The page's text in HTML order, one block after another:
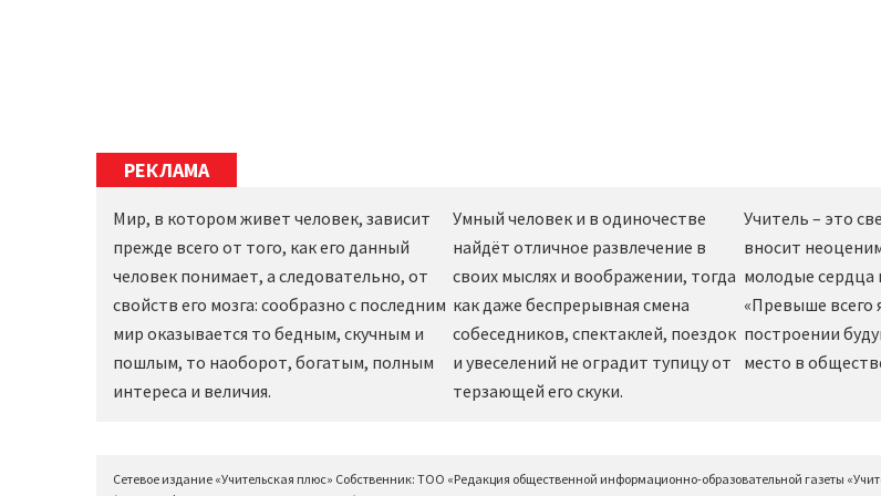
РЕКЛАМА
Мир, в котором живет человек, зависит
прежде всего от того, как его данный
человек понимает, а следовательно, от
свойств его мозга: сообразно с последним
мир оказывается то бедным, скучным и
пошлым, то наоборот, богатым, полным
интереса и величия.
Умный человек и в одиночестве
найдёт отличное развлечение в
своих мыслях и воображении, тогда
как даже беспрерывная смена
собеседников, спектаклей, поездок
и увеселений не оградит тупицу от
терзающей его скуки.
Учитель – это
вносит
молодые сердца
«Превыше всего
построении
место в
Сетевое издание «Учительская плюс» Собственник: ТОО «Редакция общественной информационно-образовательной газеты